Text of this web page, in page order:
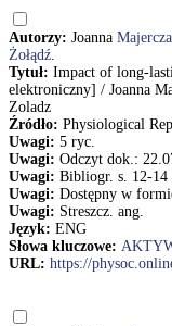
Autorzy: Joanna
Żołądź.
Tytuł: Impact of long-
elektroniczny] / Joanna
Zoladz
Źródło: Physiological
Uwagi: 5 ryc.
Uwagi: Odczyt dok.:
Uwagi: Bibliogr. s. 12-14
Uwagi: Dostępny w
Uwagi: Streszcz. ang.
Język: ENG
Słowa kluczowe:
URL: https://